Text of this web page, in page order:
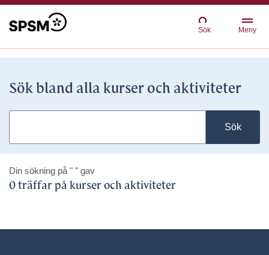
Sök Meny
Sök bland alla kurser och aktiviteter
Sök
Din sökning på " " gav
0 träffar på kurser och aktiviteter